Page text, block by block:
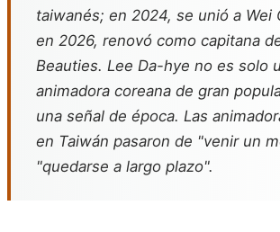
taiwanés; en 2024, se unió a Wei
en 2026, renovó como capitana
Beauties. Lee Da-hye no es solo
animadora coreana de gran
una señal de época. Las
en Taiwán pasaron de "venir un
"quedarse a largo plazo".